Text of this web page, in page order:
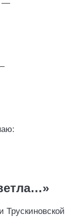
—
Трускиновской